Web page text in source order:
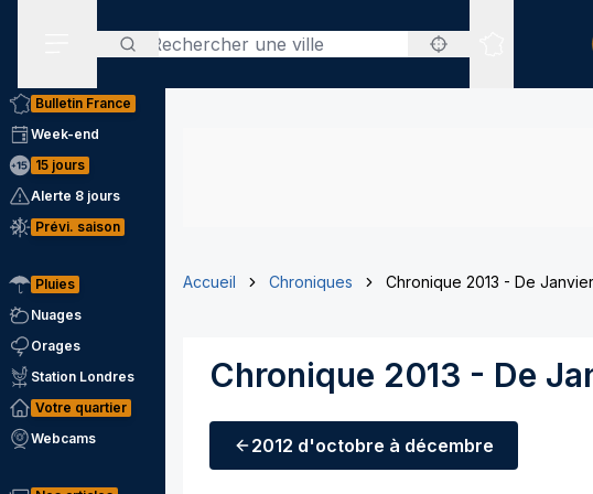
Rechercher
Sites
Bulletin France
Week-end
15 jours
Alerte 8 jours
Prévi. saison
Pluies
Nuages
Orages
Station Londres
Votre quartier
Webcams
Accueil Chroniques Chronique 2013 - De
Chronique 2013 - De
2012 d'octobre à décembre